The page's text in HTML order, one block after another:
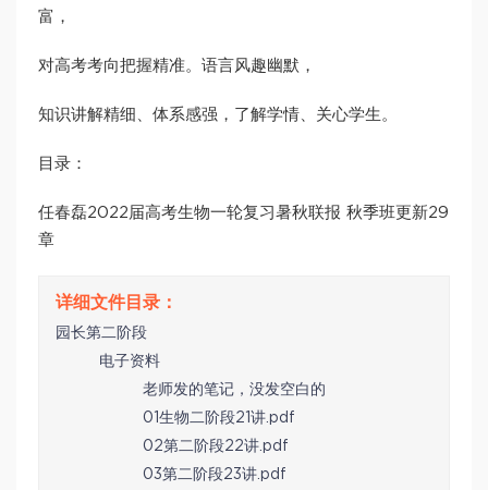
富，
对高考考向把握精准。语言风趣幽默，
知识讲解精细、体系感强，了解学情、关心学生。
目录：
任春磊2022届高考生物一轮复习暑秋联报 秋季班更新29
章
园长第二阶段
电子资料
老师发的笔记，没发空白的
01生物二阶段21讲.pdf
02第二阶段22讲.pdf
03第二阶段23讲.pdf